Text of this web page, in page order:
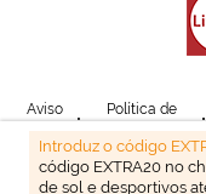
Introduz o código
código EXTRA20 no
de sol e desportivos
Aviso
Legal
Política de
Privacidade